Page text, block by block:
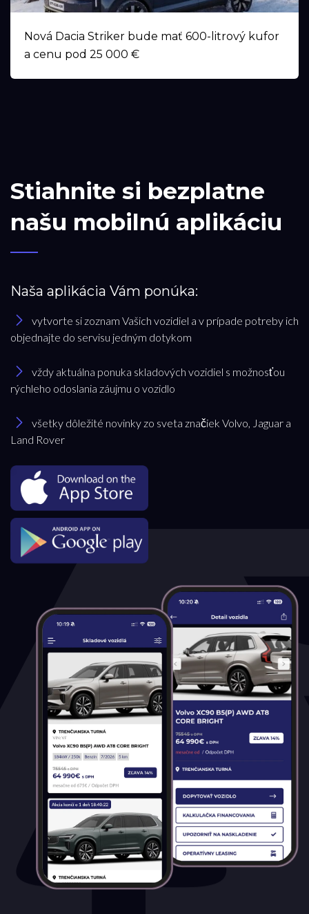
Nová Dacia Striker bude mať 600-litrový kufor
a cenu pod 25 000 €
Stiahnite si bezplatne
našu mobilnú aplikáciu
Naša aplikácia Vám ponúka:
vytvorte si zoznam Vašich vozidiel a v prípade potreby ich
objednajte do servisu jedným dotykom
vždy aktuálna ponuka skladových vozidiel s možnosťou
rýchleho odoslania záujmu o vozidlo
všetky dôležité novinky zo sveta značiek Volvo, Jaguar a
Land Rover